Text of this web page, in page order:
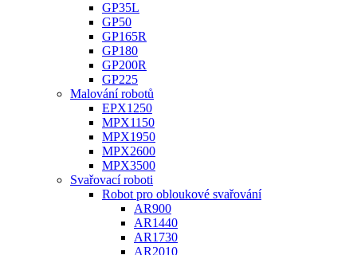
GP35L
GP50
GP165R
GP180
GP200R
GP225
Malování robotů
EPX1250
MPX1150
MPX1950
MPX2600
MPX3500
Svařovací roboti
Robot pro obloukové svařování
AR900
AR1440
AR1730
AR2010